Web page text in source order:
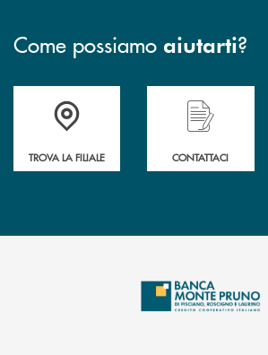
Come possiamo aiutarti?
Accedi all' elenco completo&nbsp;
TROVA LA FILIALE
Hai bisogno di
CONTATTACI